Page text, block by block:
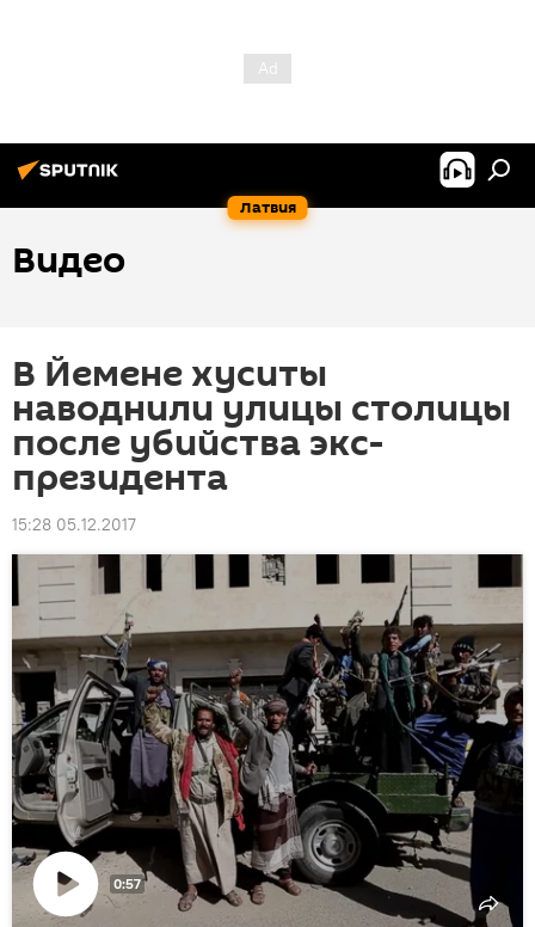
Латвия
Видео
В Йемене хуситы
наводнили улицы столицы
после убийства экс-
президента
15:28 05.12.2017
0:57